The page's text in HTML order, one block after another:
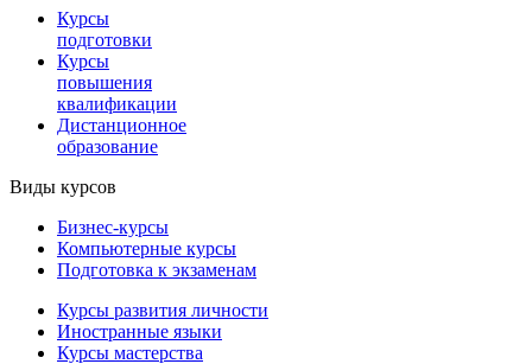
Курсы
подготовки
Курсы
повышения
квалификации
Дистанционное
образование
Виды курсов
Бизнес-курсы
Компьютерные курсы
Подготовка к экзаменам
Курсы развития личности
Иностранные языки
Курсы мастерства